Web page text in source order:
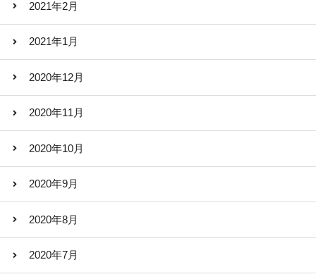
2021年2月
2021年1月
2020年12月
2020年11月
2020年10月
2020年9月
2020年8月
2020年7月